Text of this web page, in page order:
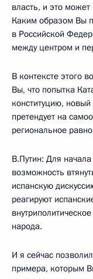
власть, и это
Каким образом Вы
в Российской
между центром и
В контексте этого
Вы, что попытка
конституцию,
претендует на
региональное
В.Путин: Для
возможность
испанскую
реагируют
народа.
И я сейчас
примера, которым